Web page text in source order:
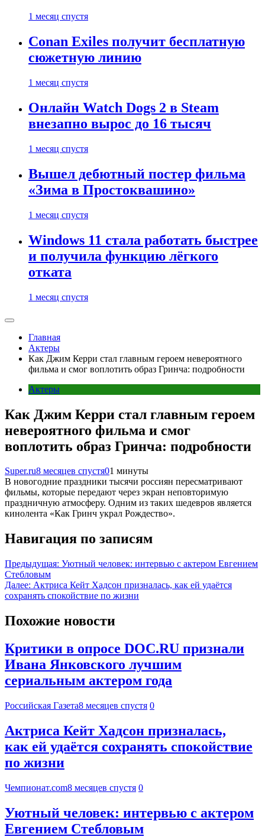
1 месяц спустя
Conan Exiles получит бесплатную
сюжетную линию
1 месяц спустя
Онлайн Watch Dogs 2 в Steam
внезапно вырос до 16 тысяч
1 месяц спустя
Вышел дебютный постер фильма
«Зима в Простоквашино»
1 месяц спустя
Windows 11 стала работать быстрее
и получила функцию лёгкого
отката
1 месяц спустя
Главная
Актеры
Как Джим Керри стал главным героем невероятного
фильма и смог воплотить образ Гринча: подробности
Актеры
Как Джим Керри стал главным героем
невероятного фильма и смог
воплотить образ Гринча: подробности
Super.ru8 месяцев спустя01 минуты
В новогодние праздники тысячи россиян пересматривают
фильмы, которые передают через экран неповторимую
праздничную атмосферу. Одним из таких шедевров является
кинолента «Как Гринч украл Рождество».
Навигация по записям
Предыдущая: Уютный человек: интервью с актером Евгением
Стебловым
Далее: Актриса Кейт Хадсон призналась, как ей удаётся
сохранять спокойствие по жизни
Похожие новости
Критики в опросе DOC.RU признали
Ивана Янковского лучшим
сериальным актером года
Российская Газета8 месяцев спустя 0
Актриса Кейт Хадсон призналась,
как ей удаётся сохранять спокойствие
по жизни
Чемпионат.com8 месяцев спустя 0
Уютный человек: интервью с актером
Евгением Стебловым